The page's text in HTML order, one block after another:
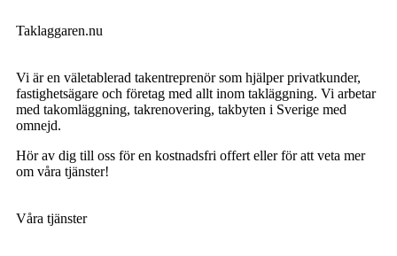
Taklaggaren.nu
Vi är en väletablerad takentreprenör som hjälper privatkunder,
fastighetsägare och företag med allt inom takläggning. Vi arbetar
med takomläggning, takrenovering, takbyten i Sverige med
omnejd.
Hör av dig till oss för en kostnadsfri offert eller för att veta mer
om våra tjänster!
Våra tjänster